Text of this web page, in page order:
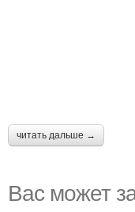
читать дальше →
Вас может